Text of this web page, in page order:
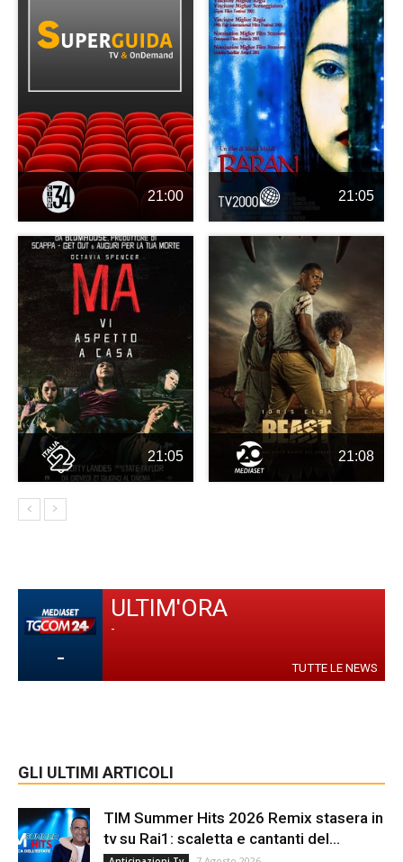
21:00 21:05
21:05 21:08
-
ULTIM'ORA
-
TUTTE LE NEWS
GLI ULTIMI ARTICOLI
TIM Summer Hits 2026 Remix stasera in
tv su Rai1: scaletta e cantanti del...